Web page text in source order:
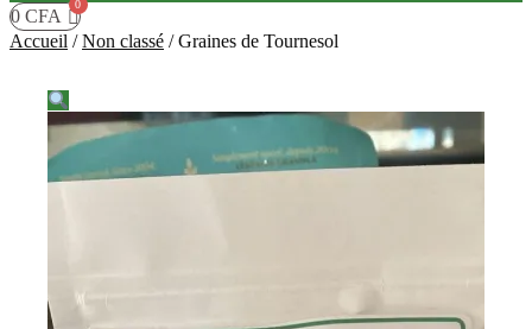
0 CFA
Accueil /Non classé /Graines de Tournesol